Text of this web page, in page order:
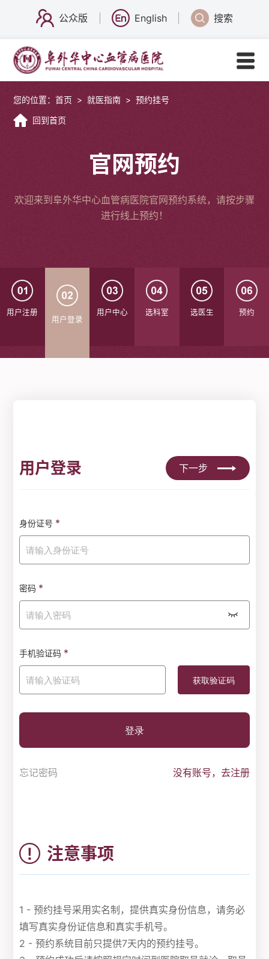
公众版 English 搜索
您的位置：首页 > 就医指南 > 预约挂号
回到首页
官网预约
欢迎来到阜外华中心血管病医院官网预约系统，请按步骤
进行线上预约！
用户注册
用户登录
用户中心 选科室 选医生 预约
用户登录 下一步
身份证号 *
密码 *
手机验证码 *
登录
忘记密码 没有账号，去注册
注意事项
1 - 预约挂号采用实名制，提供真实身份信息，请务必
填写真实身份证信息和真实手机号。
2 - 预约系统目前只提供7天内的预约挂号。